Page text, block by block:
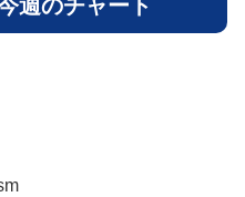
週のチャート